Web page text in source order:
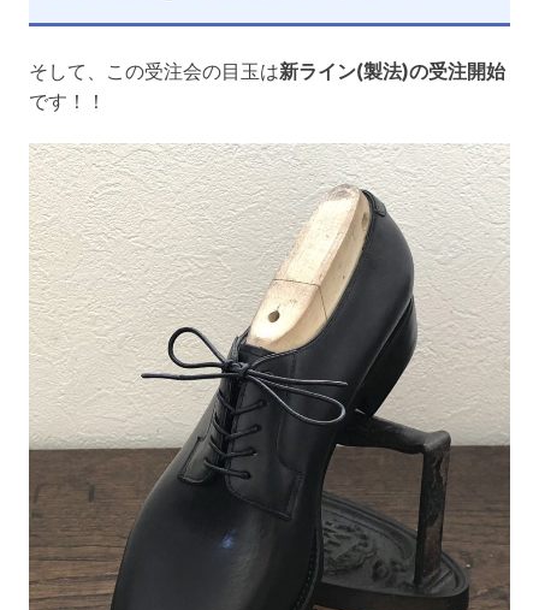
そして、この受注会の目玉は新ライン(製法)の受注開始
です！！